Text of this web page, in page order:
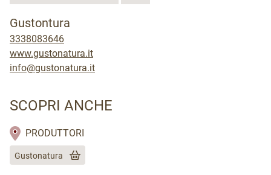
Gustontura
3338083646
www.gustonatura.it
info@gustonatura.it
SCOPRI ANCHE
PRODUTTORI
Gustonatura